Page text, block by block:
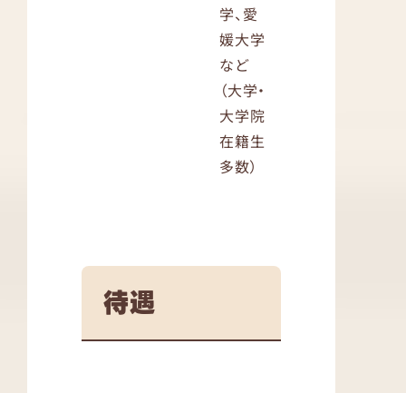
学、愛
媛大学
など
（大学・
大学院
在籍生
多数）
待遇